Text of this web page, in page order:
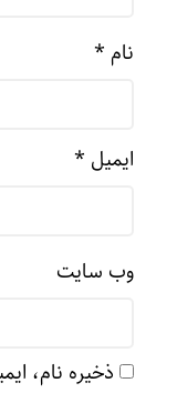
نام *
ایمیل *
وب‌ سایت
ذخیره نام،